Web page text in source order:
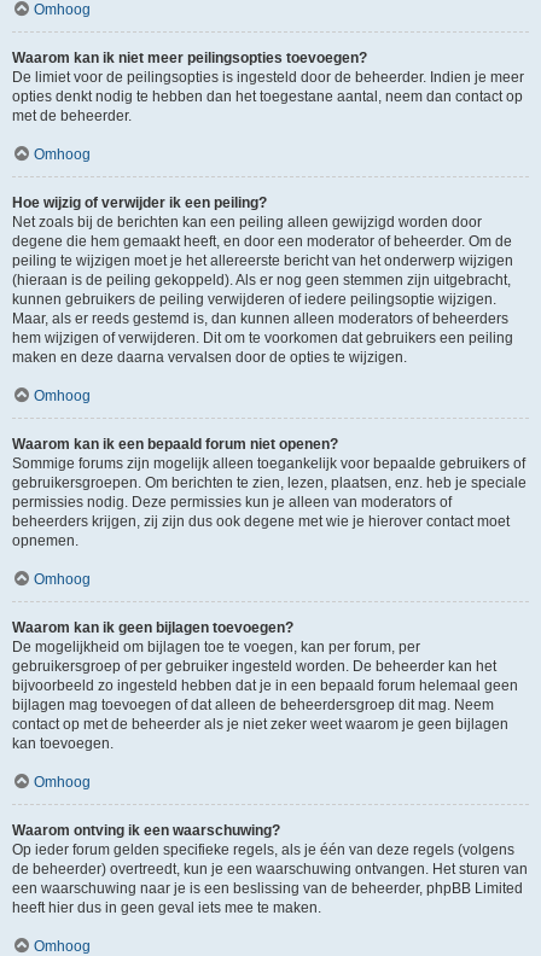
Omhoog
Waarom kan ik niet meer peilingsopties toevoegen?
De limiet voor de peilingsopties is ingesteld door de beheerder. Indien je meer
opties denkt nodig te hebben dan het toegestane aantal, neem dan contact op
met de beheerder.
Omhoog
Hoe wijzig of verwijder ik een peiling?
Net zoals bij de berichten kan een peiling alleen gewijzigd worden door
degene die hem gemaakt heeft, en door een moderator of beheerder. Om de
peiling te wijzigen moet je het allereerste bericht van het onderwerp wijzigen
(hieraan is de peiling gekoppeld). Als er nog geen stemmen zijn uitgebracht,
kunnen gebruikers de peiling verwijderen of iedere peilingsoptie wijzigen.
Maar, als er reeds gestemd is, dan kunnen alleen moderators of beheerders
hem wijzigen of verwijderen. Dit om te voorkomen dat gebruikers een peiling
maken en deze daarna vervalsen door de opties te wijzigen.
Omhoog
Waarom kan ik een bepaald forum niet openen?
Sommige forums zijn mogelijk alleen toegankelijk voor bepaalde gebruikers of
gebruikersgroepen. Om berichten te zien, lezen, plaatsen, enz. heb je speciale
permissies nodig. Deze permissies kun je alleen van moderators of
beheerders krijgen, zij zijn dus ook degene met wie je hierover contact moet
opnemen.
Omhoog
Waarom kan ik geen bijlagen toevoegen?
De mogelijkheid om bijlagen toe te voegen, kan per forum, per
gebruikersgroep of per gebruiker ingesteld worden. De beheerder kan het
bijvoorbeeld zo ingesteld hebben dat je in een bepaald forum helemaal geen
bijlagen mag toevoegen of dat alleen de beheerdersgroep dit mag. Neem
contact op met de beheerder als je niet zeker weet waarom je geen bijlagen
kan toevoegen.
Omhoog
Waarom ontving ik een waarschuwing?
Op ieder forum gelden specifieke regels, als je één van deze regels (volgens
de beheerder) overtreedt, kun je een waarschuwing ontvangen. Het sturen van
een waarschuwing naar je is een beslissing van de beheerder, phpBB Limited
heeft hier dus in geen geval iets mee te maken.
Omhoog